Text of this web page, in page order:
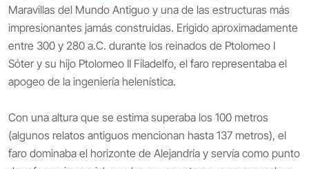
Maravillas del Mundo Antiguo y una de las estructuras más
impresionantes jamás construidas. Erigido aproximadamente
entre 300 y 280 a.C. durante los reinados de Ptolomeo I
Sóter y su hijo Ptolomeo II Filadelfo, el faro representaba el
apogeo de la ingeniería helenística.
Con una altura que se estima superaba los 100 metros
(algunos relatos antiguos mencionan hasta 137 metros), el
faro dominaba el horizonte de Alejandría y servía como punto